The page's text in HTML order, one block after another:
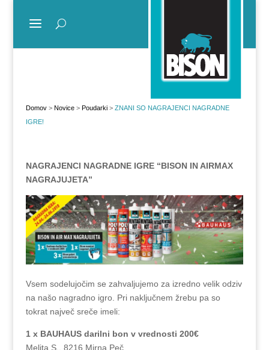
Domov> Novice> Poudarki> ZNANI SO NAGRAJENCI NAGRADNE
IGRE!
NAGRAJENCI NAGRADNE IGRE “BISON IN AIRMAX
NAGRAJUJETA”
Vsem sodelujočim se zahvaljujemo za izredno velik odziv
na našo nagradno igro. Pri naključnem žrebu pa so
tokrat največ sreče imeli:
1 x BAUHAUS darilni bon v vrednosti 200€
Melita S., 8216 Mirna Peč